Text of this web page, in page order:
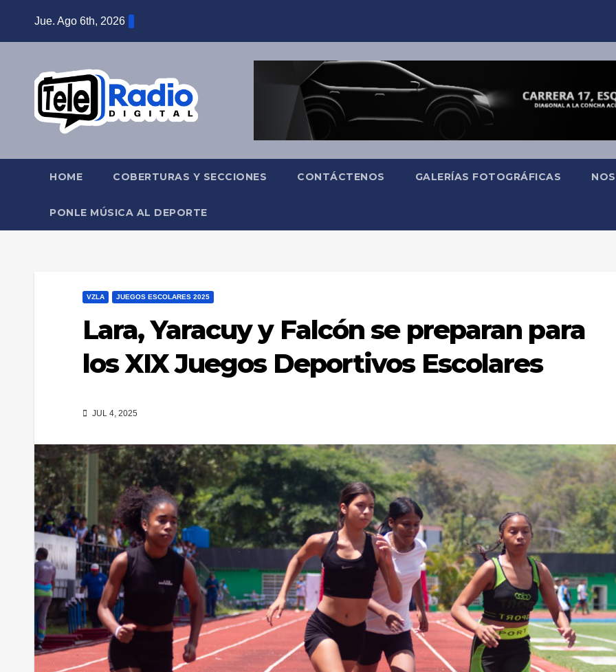
Jue. Ago 6th, 2026
HOME COBERTURAS Y SECCIONES CONTÁCTENOS GALERÍAS FOTOGRÁFICAS
PONLE MÚSICA AL DEPORTE
VZLA JUEGOS ESCOLARES 2025
Lara, Yaracuy y Falcón se preparan para
los XIX Juegos Deportivos Escolares
JUL 4, 2025